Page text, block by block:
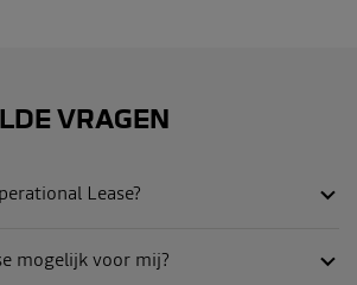
VRAGEN
Lease?
mogelijk voor mij?